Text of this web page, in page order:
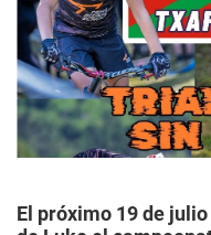
El próximo 19 de